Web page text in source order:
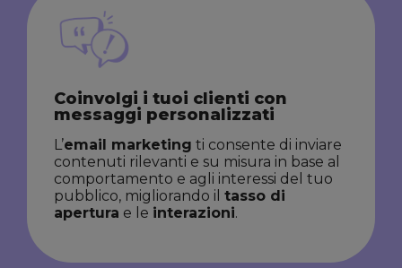
Coinvolgi i tuoi clienti con
messaggi personalizzati
L’email marketing ti consente di inviare
contenuti rilevanti e su misura in base al
comportamento e agli interessi del tuo
pubblico, migliorando il tasso di
apertura e le interazioni.